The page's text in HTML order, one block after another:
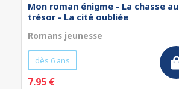
Mon roman énigme - La chasse au
trésor - La cité oubliée
Romans jeunesse
dès 6 ans
7.95 €